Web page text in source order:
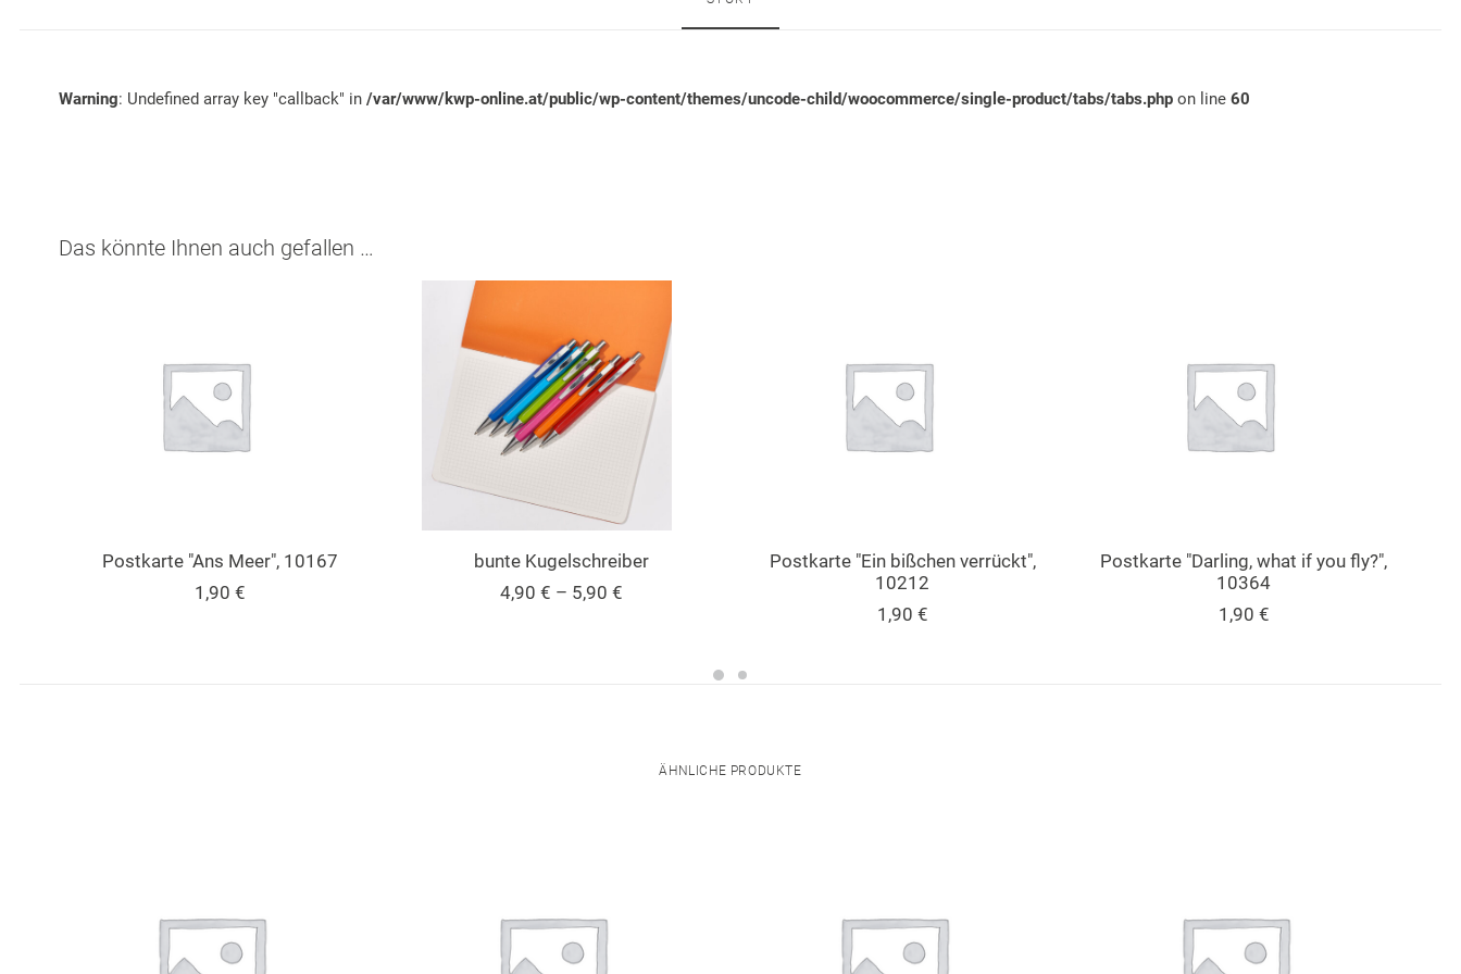
Warning: Undefined array key "callback" in /var/www/kwp-online.at/public/wp-content/themes/uncode-child/woocommerce/single-product/tabs/tabs.php on line 60
Das könnte Ihnen auch gefallen …
Postkarte "Ans Meer", 10167
1,90 €
bunte Kugelschreiber
4,90 € – 5,90 €Preisspanne:
Postkarte "Ein bißchen verrückt",
10212
1,90 €
Postkarte "Darling, what if you fly?",
10364
1,90 €
ÄHNLICHE PRODUKTE